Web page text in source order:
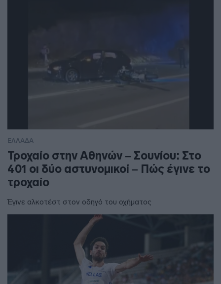
ΕΛΛΑΔΑ
Τροχαίο στην Αθηνών – Σουνίου: Στο
401 οι δύο αστυνομικοί – Πώς έγινε το
τροχαίο
Έγινε αλκοτέστ στον οδηγό του οχήματος